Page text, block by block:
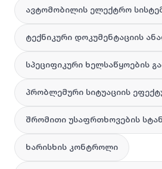
ავტომობილის ელექტრო
ტექნიკური დოკუმენტაციის
სპეციფიკური ხელსაწყოების
პრობლემური სიტუაციის
შრომითი უსაფრთხოვების
ხარისხის კონტროლი